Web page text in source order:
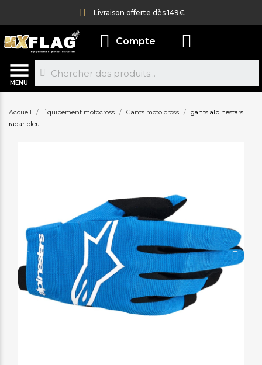
Livraison offerte dès 149€
MENU
Compte
Accueil Équipement motocross Gants moto cross
gants alpinestars
radar bleu